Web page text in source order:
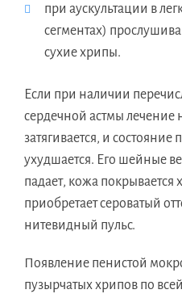
при аускультации в
сегментах)
сухие хрипы.
Если при наличии
сердечной астмы лечение
затягивается, и состояние
ухудшается. Его шейные
падает, кожа
приобретает сероватый
нитевидный пульс.
Появление пенистой
пузырчатых хрипов по